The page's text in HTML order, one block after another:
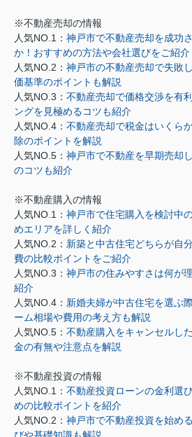
※不動産売却の情報
人気NO.1： 神戸市で不動産売却を成功
か！おすすめの方法や会社選びをご紹介
人気NO.2： 神戸市の不動産売却で失敗
価基準のポイントも解説
人気NO.3： 不動産売却で価格交渉を有
ングを見極めるコツも紹介
人気NO.4： 不動産売却で税金はいくら
除のポイントを解説
人気NO.5： 神戸市で不動産を早期売却
のコツも紹介
※不動産購入の情報
人気NO.1： 神戸市で住宅購入を検討中
めエリアを詳しく紹介
人気NO.2： 新築と中古住宅どちらが自
費の比較ポイントをご紹介
人気NO.3： 神戸市の住みやすさは何が
紹介
人気NO.4： 新婚夫婦が中古住宅を選ぶ
ーム相場や費用の考え方も解説
人気NO.5： 不動産購入をキャンセルし
金の有無や注意点を解説
※不動産投資の情報
人気NO.1： 不動産投資ローンの金利選
めの比較ポイントを紹介
人気NO.2： 神戸市で不動産投資を始め
びや基礎知識も解説